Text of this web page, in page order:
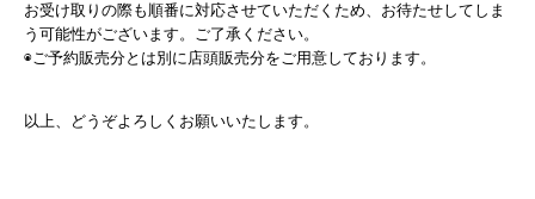
お受け取りの際も順番に対応させていただくため、お待たせしてしま
う可能性がございます。ご了承ください。
◉ご予約販売分とは別に店頭販売分をご用意しております。
以上、どうぞよろしくお願いいたします。